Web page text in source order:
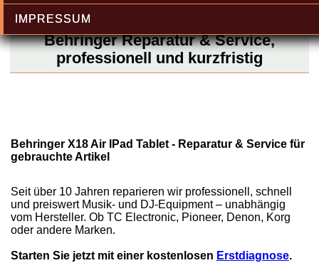
IMPRESSUM
Behringer Reparatur & Service,
professionell und kurzfristig
Behringer X18 Air IPad Tablet - Reparatur & Service für
gebrauchte Artikel
Seit über 10 Jahren reparieren wir professionell, schnell
und preiswert Musik- und DJ-Equipment – unabhängig
vom Hersteller. Ob TC Electronic, Pioneer, Denon, Korg
oder andere Marken.
Starten Sie jetzt mit einer kostenlosen Erstdiagnose.